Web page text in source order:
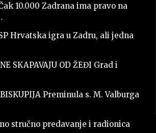
Čak 10.000 Zadrana ima pravo na
Hrvatska igra u Zadru, ali jedna
SKAPAVAJU OD ŽEĐI Grad i
Preminula s. M. Valburga
stručno predavanje i radionica